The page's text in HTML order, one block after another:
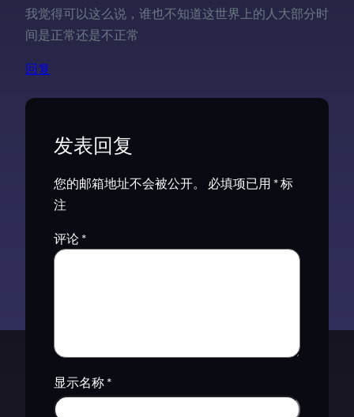
我觉得可以这么说，谁也不知道这世界上的人大部分时
间是正常还是不正常
回复
发表回复
您的邮箱地址不会被公开。 必填项已用 *标
注
评论 *
显示名称 *